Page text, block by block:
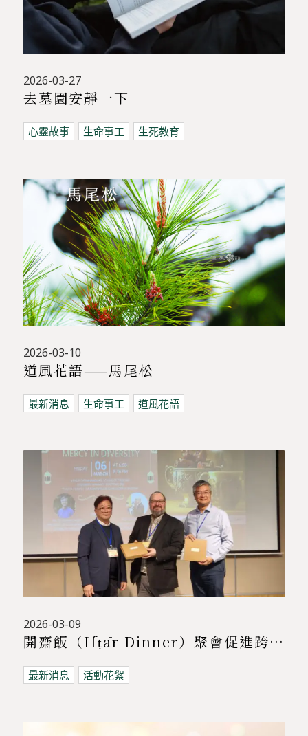
2026-03-27
去墓園安靜一下
心靈故事 生命事工 生死教育
2026-03-10
道風花語——馬尾松
最新消息 生命事工 道風花語
2026-03-09
開齋飯（Ifṭār Dinner）聚會促進跨宗教交流 | 基督教與穆斯林共聚對話
最新消息 活動花絮